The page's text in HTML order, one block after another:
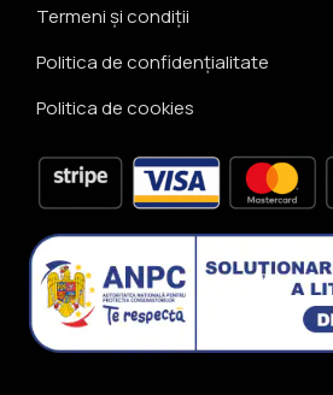
Termeni și condiții
Politica de confidențialitate
Politica de cookies